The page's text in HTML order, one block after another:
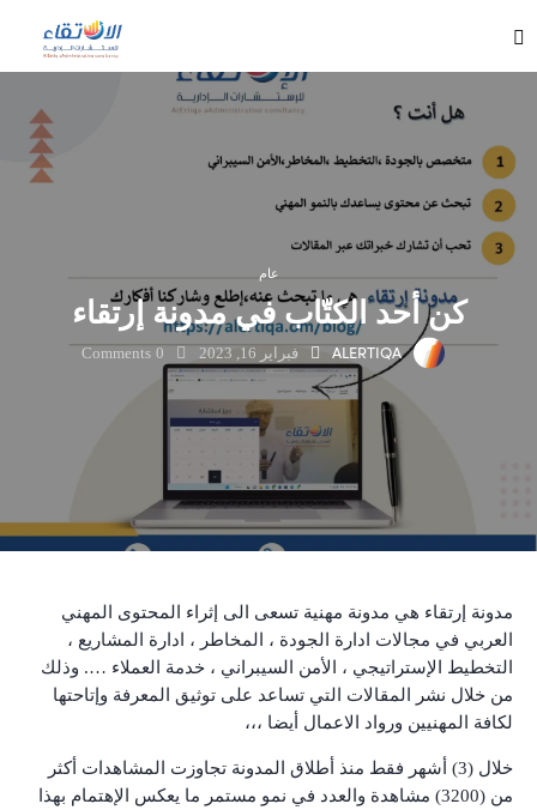
عام
كن أحد الكتّاب في مدونة إرتقاء
ALERTIQA فبراير 16, 2023 0
Comments
مدونة إرتقاء هي مدونة مهنية تسعى الى إثراء المحتوى المهني
العربي في مجالات ادارة الجودة ، المخاطر ، ادارة المشاريع ،
التخطيط الإستراتيجي ، الأمن السيبراني ، خدمة العملاء …. وذلك
من خلال نشر المقالات التي تساعد على توثيق المعرفة وإتاحتها
لكافة المهنيين ورواد الاعمال أيضا ،،،
خلال (3) أشهر فقط منذ أطلاق المدونة تجاوزت المشاهدات أكثر
من (3200) مشاهدة والعدد في نمو مستمر ما يعكس الإهتمام بهذا